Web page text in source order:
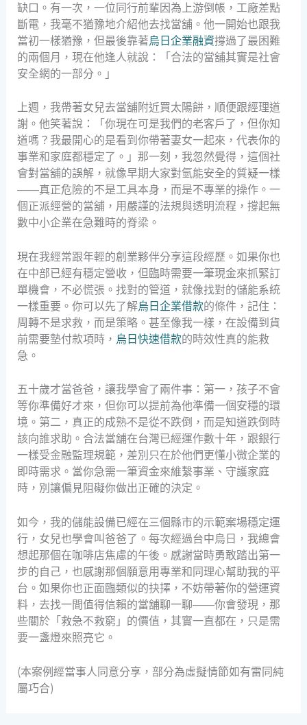
缺口。有一次，一位同行前輩因為上游倒帳，工廠差點
斷電，我毫不猶豫地介紹他去找當舖。他一開始也跟我
當初一樣猶豫，但最後靠著烏日企業融資撐過了最困難
的兩個月，現在他逢人就說：「合法的當舖其實是社會
安全網的一部分。」
上週，我帶著女兒去當舖附近買太陽餅，順便跟經理道
謝。他笑著說：「你現在可是我們的老客戶了，但你知
道嗎？我最開心的是看到你帶著妻女一起來，代表你的
事業和家庭都穩定了。」那一刻，我忽然覺得，這個社
會對當舖的誤解，就像早期大家對氫能安全的質疑一樣
——真正危險的不是工具本身，而是不專業的操作。一
個正派經營的當舖，用嚴謹的法規與透明流程，撐起無
數中小企業在急難時的脊梁。
現在我經常跟年輕的創業夥伴分享這段經歷。如果你也
在中部已經有穩定營收，但臨時需要一筆現金來抓緊訂
單機會，不必慌張。找對的管道，就像找對的儲能系統
一樣重要。你可以先了解烏日企業借款的條件，記住：
周轉不是求救，而是策略。甚至像我一樣，在設備到貨
前需要墊付款項時， 烏日快速借款的時效性真的能救
急。
五十歲才當爸爸，讓我學會了兩件事：第一，孩子不會
等你準備好才來，但你可以提前為他準備一個安穩的環
境。第二，真正的成熟不是從不跌倒，而是知道跌倒時
該向誰求助。合法當舖在台灣已經運作數十年，跟銀行
一樣受金融監理規範，差別只在於他們更懂小微企業的
即時需求。當你急需一筆資金來維繫事業、守護家庭
時，別讓偏見阻礙你做出正確的決定。
如今，我的儲能設備已經在三個縣市的示範案場穩定運
行，女兒也學會叫爸爸了。每次經過台中烏日，我總會
想起那個在咖啡店焦慮的午後。感謝當時勇敢踏出第一
步的自己，也感謝那個願意用專業和同理心幫助我的平
台。如果你也正面臨類似的抉擇，不妨帶著你的營運資
料，去找一間值得信賴的當舖聊一聊——你會發現，那
些關於「救急不救窮」的價值，其實一直都在，只是需
要一盞燈來照亮它。
(本案例經當事人同意分享，部分為虛擬情節如有雷同純
屬巧合)